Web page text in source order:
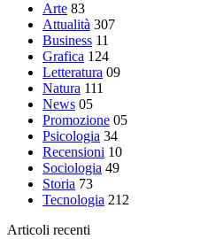
Arte 83
Attualità 307
Business 11
Grafica 124
Letteratura 09
Natura 111
News 05
Promozione 05
Psicologia 34
Recensioni 10
Sociologia 49
Storia 73
Tecnologia 212
Articoli recenti